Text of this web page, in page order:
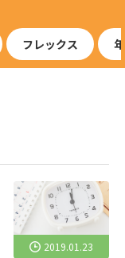
フレックス
2019.01.23